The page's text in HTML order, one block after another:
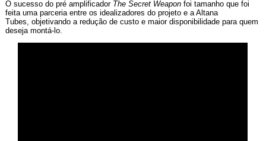
O sucesso do pré amplificador The Secret Weaponfoi tamanho que foi
feita uma parceria entre os idealizadores do projeto e a Altana
Tubes, objetivando a redução de custo e maior disponibilidade para quem
deseja montá-lo.